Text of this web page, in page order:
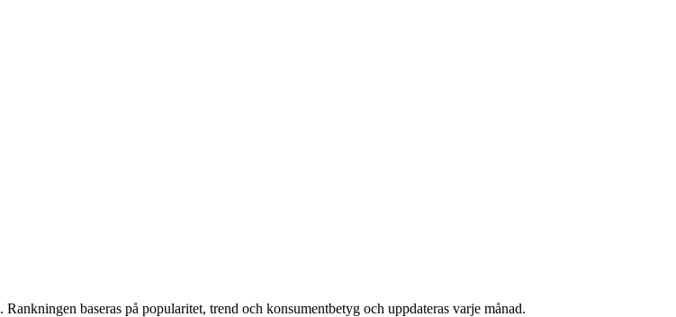
. Rankningen baseras på popularitet, trend och konsumentbetyg och uppdateras varje månad.